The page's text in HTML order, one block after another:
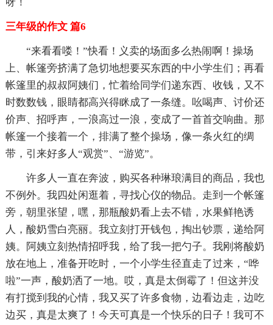
三年级的作文 篇6
“来看看喽！”快看！义卖的场面多么热闹啊！操场
上、帐篷旁挤满了急切地想要买东西的中小学生们；再看
帐篷里的叔叔阿姨们，忙着给同学们递东西、收钱，又不
时数数钱，眼睛都高兴得眯成了一条缝。吆喝声、讨价还
价声、招呼声，一浪高过一浪，变成了一首首交响曲。那
帐篷一个接着一个，排满了整个操场，像一条火红的绸
带，引来好多人“观赏”、“游览”。
许多人一直在奔波，购买各种琳琅满目的商品，我也
不例外。我四处闲逛着，寻找心仪的物品。走到一个帐篷
旁，朝里张望，嘿，那瓶酸奶看上去不错，水果鲜艳诱
人，酸奶雪白亮丽。我立刻打开钱包，掏出钞票，递给阿
姨。阿姨立刻热情招呼我，给了我一把勺子。我刚将酸奶
放在地上，准备开吃时，一个小学生径直走了过来，“哗
啦”一声，酸奶洒了一地。哎，真是太倒霉了！但这并没
有打搅到我的心情，我又买了许多食物，边看边走，边吃
边买，真是太爽了！今天可真是一个快乐的日子！我可不